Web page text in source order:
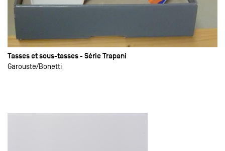
Tasses et sous-tasses - Série Trapani
Garouste Bonetti